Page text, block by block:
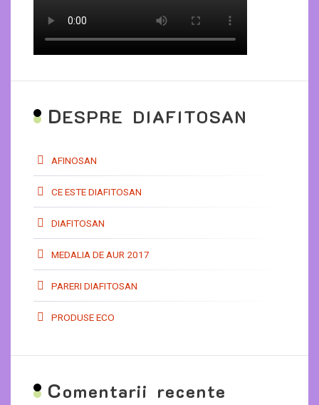
DESPRE DIAFITOSAN
AFINOSAN
CE ESTE DIAFITOSAN
DIAFITOSAN
MEDALIA DE AUR 2017
PARERI DIAFITOSAN
PRODUSE ECO
Comentarii recente